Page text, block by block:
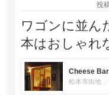
投
ワゴンに並ん
本はおしゃれ
Cheese
松本市街地